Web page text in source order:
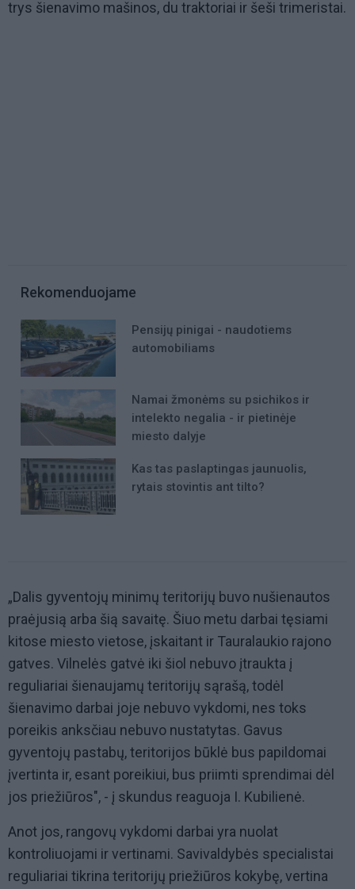
trys šienavimo mašinos, du traktoriai ir šeši trimeristai.
Rekomenduojame
Pensijų pinigai - naudotiems
automobiliams
Namai žmonėms su psichikos ir
intelekto negalia - ir pietinėje
miesto dalyje
Kas tas paslaptingas jaunuolis,
rytais stovintis ant tilto?
„Dalis gyventojų minimų teritorijų buvo nušienautos
praėjusią arba šią savaitę. Šiuo metu darbai tęsiami
kitose miesto vietose, įskaitant ir Tauralaukio rajono
gatves. Vilnelės gatvė iki šiol nebuvo įtraukta į
reguliariai šienaujamų teritorijų sąrašą, todėl
šienavimo darbai joje nebuvo vykdomi, nes toks
poreikis anksčiau nebuvo nustatytas. Gavus
gyventojų pastabų, teritorijos būklė bus papildomai
įvertinta ir, esant poreikiui, bus priimti sprendimai dėl
jos priežiūros", - į skundus reaguoja I. Kubilienė.
Anot jos, rangovų vykdomi darbai yra nuolat
kontroliuojami ir vertinami. Savivaldybės specialistai
reguliariai tikrina teritorijų priežiūros kokybę, vertina